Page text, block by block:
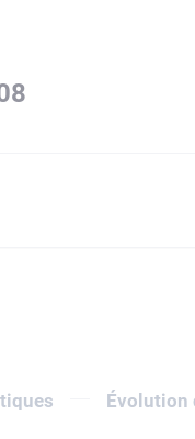
Évolution